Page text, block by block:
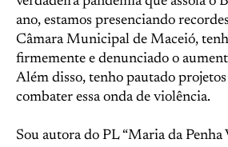
ano, estamos presenciando
Câmara Municipal de Maceió,
firmemente e denunciado o
Além disso, tenho pautado
combater essa onda de violência.
Sou autora do PL “Maria da Penha